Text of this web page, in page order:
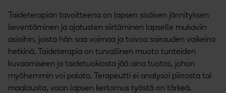
Taideterapian tavoitteena on lapsen sisäisen jännityksen
lieventäminen ja ajatusten siirtäminen lapselle mukaviin
asioihin, joista hän saa voimaa ja toivoa sairauden vaikeina
hetkinä. Taideterapia on turvallinen muoto tunteiden
kuvaamiseen ja taidetuokiosta jää aina tuotos, johon
myöhemmin voi palata. Terapeutti ei analysoi piirrosta tai
maalausta, vaan lapsen kertomus työstä on tärkeä.